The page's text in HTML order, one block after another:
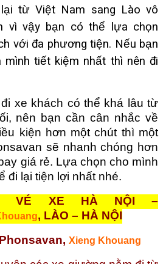
từ Việt Nam sang Lào vô
vì vậy bạn có thể lựa chọn
với đa phương tiện. Nếu bạn
mình tiết kiệm nhất thì nên đi
xe khách có thể khá lâu từ
nên bạn cần cân nhắc về
kiện hơn một chút thì một
sẽ nhanh chóng hơn
giá rẻ. Lựa chọn cho mình
đi lại tiện lợi nhất nhé.
VÉ XE HÀ NỘI –
, LÀO – HÀ NỘI
Xieng Khouang